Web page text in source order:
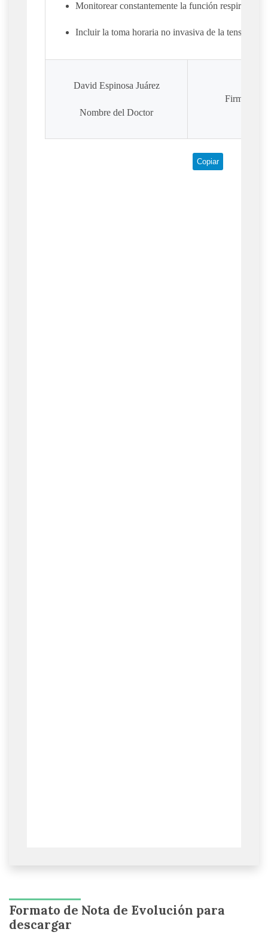
Monitorear constantemente la función respiratoria
Incluir la toma horaria no invasiva de la tensión
David Espinosa Juárez
Nombre del Doctor
Firma del
Copiar
Formato de Nota de Evolución para
descargar